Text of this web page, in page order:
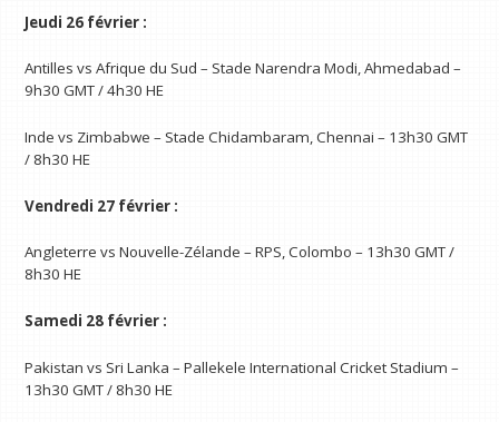
Jeudi 26 février :
Antilles vs Afrique du Sud – Stade Narendra Modi, Ahmedabad –
9h30 GMT / 4h30 HE
Inde vs Zimbabwe – Stade Chidambaram, Chennai – 13h30 GMT
/ 8h30 HE
Vendredi 27 février :
Angleterre vs Nouvelle-Zélande – RPS, Colombo – 13h30 GMT /
8h30 HE
Samedi 28 février :
Pakistan vs Sri Lanka – Pallekele International Cricket Stadium –
13h30 GMT / 8h30 HE